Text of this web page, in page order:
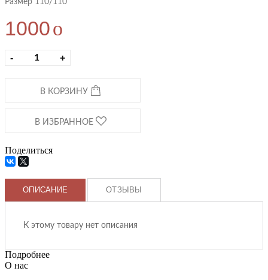
Размер 110/110
1000o
- +
В КОРЗИНУ
В ИЗБРАННОЕ
Поделиться
ОПИСАНИЕ ОТЗЫВЫ
К этому товару нет описания
Подробнее
О нас